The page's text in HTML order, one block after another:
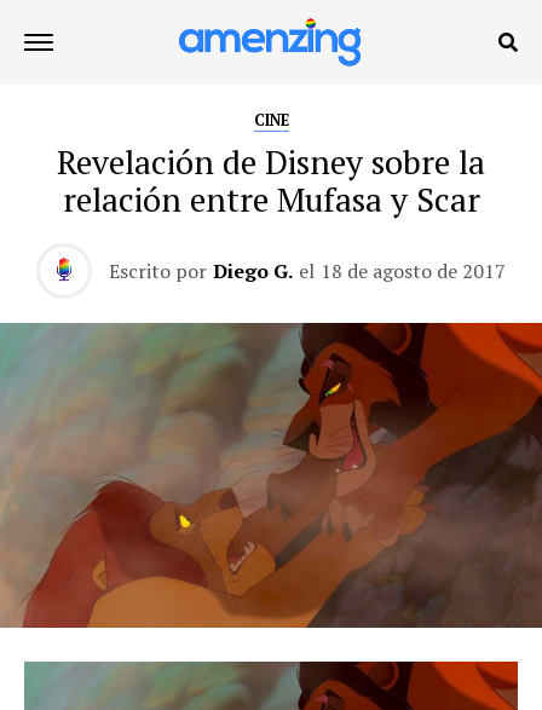
CINE
Revelación de Disney sobre la
relación entre Mufasa y Scar
Escrito por Diego G. el 18 de agosto de 2017